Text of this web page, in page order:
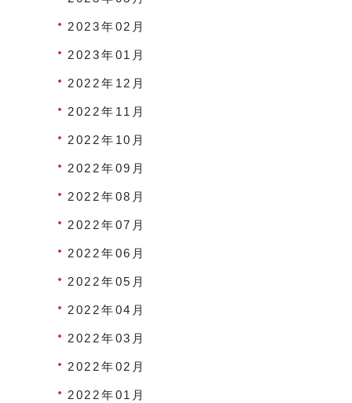
2023年02月
2023年01月
2022年12月
2022年11月
2022年10月
2022年09月
2022年08月
2022年07月
2022年06月
2022年05月
2022年04月
2022年03月
2022年02月
2022年01月